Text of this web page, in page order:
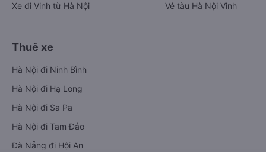
Xe đi Vinh từ Hà Nội
Vé tàu Hà Nội Vinh
Thuê xe
Hà Nội đi Ninh Bình
Hà Nội đi Hạ Long
Hà Nội đi Sa Pa
Hà Nội đi Tam Đảo
Đà Nẵng đi Hội An